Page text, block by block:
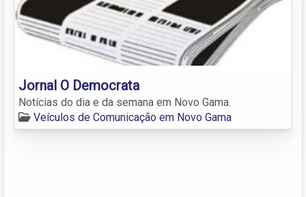
Jornal O Democrata
Notícias do dia e da semana em Novo Gama.
Veículos de Comunicação em Novo Gama